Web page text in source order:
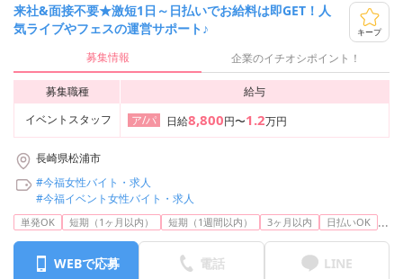
来社&面接不要★激短1日～日払いでお給料は即GET！人
気ライブやフェスの運営サポート♪
キープ
募集情報 企業のイチオシポイント！
募集職種
給与
イベントスタッフ
ア/パ 日給8,800円〜1.2万円
長崎県松浦市
#今福女性バイト・求人
#今福イベント女性バイト・求人
単発OK 短期（1ヶ月以内） 短期（1週間以内） 3ヶ月以内 日払いOK ...
WEBで応募 電話 LINE